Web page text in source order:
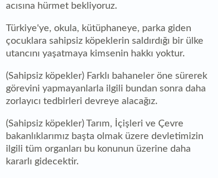
acısına hürmet bekliyoruz.
Türkiye'ye, okula, kütüphaneye, parka giden
çocuklara sahipsiz köpeklerin saldırdığı bir ülke
utancını yaşatmaya kimsenin hakkı yoktur.
(Sahipsiz köpekler) Farklı bahaneler öne sürerek
görevini yapmayanlarla ilgili bundan sonra daha
zorlayıcı tedbirleri devreye alacağız.
(Sahipsiz köpekler) Tarım, İçişleri ve Çevre
bakanlıklarımız başta olmak üzere devletimizin
ilgili tüm organları bu konunun üzerine daha
kararlı gidecektir.